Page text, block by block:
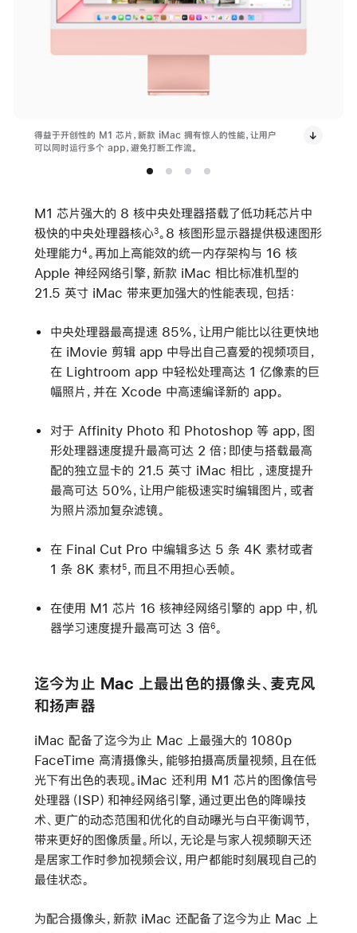
得益于开创性的 M1 芯片，新款 iMac 拥有惊人的性能，让用户
可以同时运行多个 app，避免打断工作流。
M1 芯片强大的 8 核中央处理器搭载了低功耗芯片中
极快的中央处理器核心3。8 核图形显示器提供极速图形
处理能力 4 。再加上高能效的统一内存架构与 16 核
Apple 神经网络引擎，新款 iMac 相比标准机型的
21.5 英寸 iMac 带来更加强大的性能表现，包括：
中央处理器最高提速 85%，让用户能比以往更快地
在 iMovie 剪辑 app 中导出自己喜爱的视频项目，
在 Lightroom app 中轻松处理高达 1 亿像素的巨
幅照片，并在 Xcode 中高速编译新的 app。
对于 Affinity Photo 和 Photoshop 等 app，图
形处理器速度提升最高可达 2 倍；即使与搭载最高
配的独立显卡的 21.5 英寸 iMac 相比 ，速度提升
最高可达 50%，让用户能极速实时编辑图片，或者
为照片添加复杂滤镜。
在 Final Cut Pro 中编辑多达 5 条 4K 素材或者
1 条 8K 素材5，而且不用担心丢帧。
在使用 M1 芯片 16 核神经网络引擎的 app 中，机
器学习速度提升最高可达 3 倍6。
迄今为止 Mac 上最出色的摄像头、麦克风
和扬声器
iMac 配备了迄今为止 Mac 上最强大的 1080p
FaceTime 高清摄像头，能够拍摄高质量视频，且在低
光下有出色的表现。iMac 还利用 M1 芯片的图像信号
处理器（ISP）和神经网络引擎，通过更出色的降噪技
术、更广的动态范围和优化的自动曝光与白平衡调节，
带来更好的图像质量。所以，无论是与家人视频聊天还
是居家工作时参加视频会议，用户都能时刻展现自己的
最佳状态。
为配合摄像头，新款 iMac 还配备了迄今为止 Mac 上